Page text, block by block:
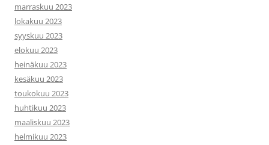
marraskuu 2023
lokakuu 2023
syyskuu 2023
elokuu 2023
heinäkuu 2023
kesäkuu 2023
toukokuu 2023
huhtikuu 2023
maaliskuu 2023
helmikuu 2023